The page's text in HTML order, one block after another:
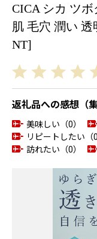
CICA シカ ツ
肌 毛穴 潤い
NT]
返礼品への感想（集
美味しい（0）
リピートしたい（0
訪れたい（0）